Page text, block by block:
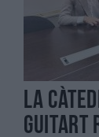
La
Guitart